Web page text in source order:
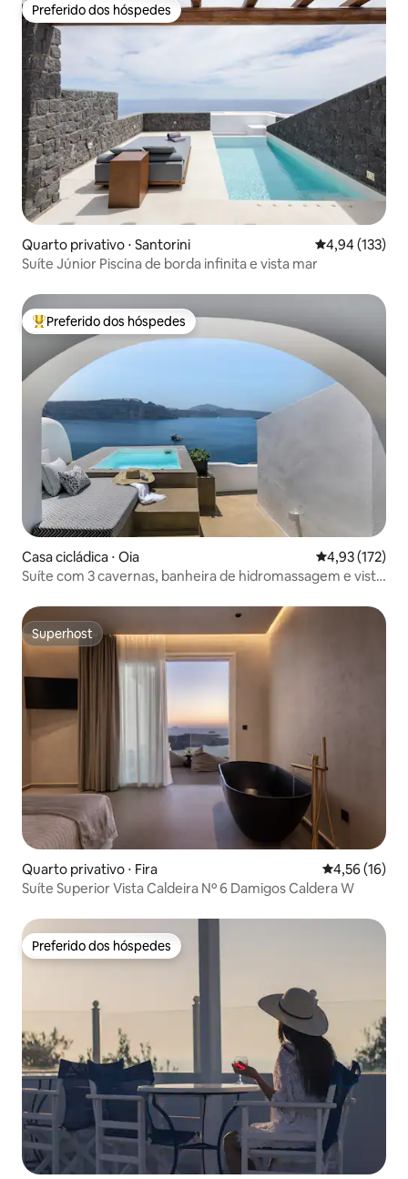
Preferido dos hóspedes
Preferido dos hóspedes
Quarto privativo ⋅ Santorini 4,94 de uma
4,94 (133)
Suíte Júnior Piscina de borda infinita e vista mar
Entre os melhores preferidos dos hóspedes
Preferido dos hóspedes
Casa cicládica ⋅ Oia 4,93 de uma
4,93 (172)
Suíte com 3 cavernas, banheira de hidromassagem e vista
Superhost
Superhost
Quarto privativo ⋅ Fira 4,56 de uma
4,56 (16)
Suíte Superior Vista Caldeira Nº 6 Damigos Caldera W
Preferido dos hóspedes
Preferido dos hóspedes